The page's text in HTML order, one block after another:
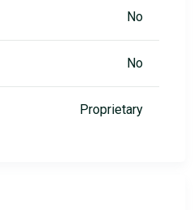
No
No
Proprietary